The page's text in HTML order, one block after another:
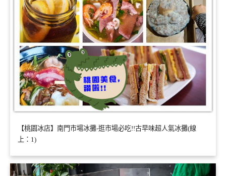
【桃園冰店】南門市場冰攤-逛市場必吃!!古早味超人氣冰攤(線
上：1)